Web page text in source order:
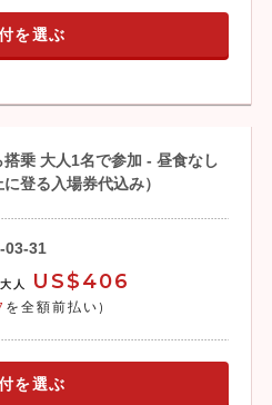
を選ぶ
乗 大人1名で参加 - 昼食なし
登る入場券代込み）
03-31
大人 US$406
を全額前払い)
を選ぶ